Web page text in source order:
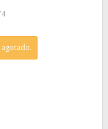
agotado.